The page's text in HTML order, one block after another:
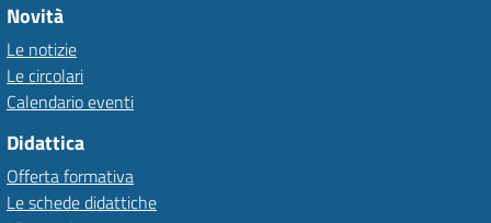
Novità
Le notizie
Le circolari
Calendario eventi
Didattica
Offerta formativa
Le schede didattiche